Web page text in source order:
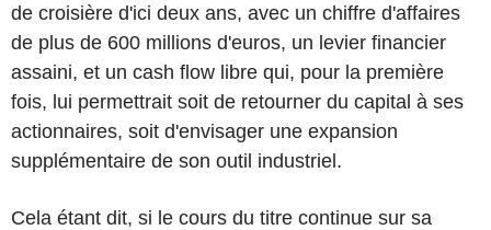
de croisière d'ici deux ans, avec un chiffre d'affaires
de plus de 600 millions d'euros, un levier financier
assaini, et un cash flow libre qui, pour la première
fois, lui permettrait soit de retourner du capital à ses
actionnaires, soit d'envisager une expansion
supplémentaire de son outil industriel.
Cela étant dit, si le cours du titre continue sur sa